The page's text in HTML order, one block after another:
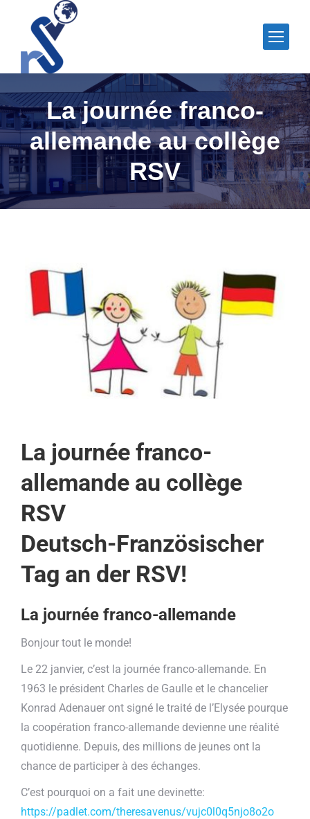
La journée franco-
allemande au collège
RSV
La journée franco-
allemande au collège
RSV
Deutsch-Französischer
Tag an der RSV!
La journée franco-allemande
Bonjour tout le monde!
Le 22 janvier, c’est la journée franco-allemande. En
1963 le président Charles de Gaulle et le chancelier
Konrad Adenauer ont signé le traité de l’Elysée pourque
la coopération franco-allemande devienne une réalité
quotidienne. Depuis, des millions de jeunes ont la
chance de participer à des échanges.
C’est pourquoi on a fait une devinette:
https://padlet.com/theresavenus/vujc0l0q5njo8o2o